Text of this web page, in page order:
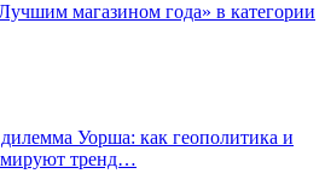
магазином года» в категории
Уорша: как геополитика и
тренд…